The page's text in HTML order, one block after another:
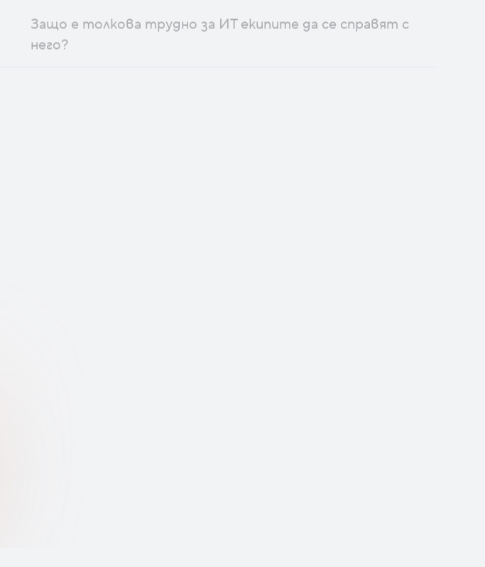
Защо е толкова трудно за ИТ екипите да се справят с
него?